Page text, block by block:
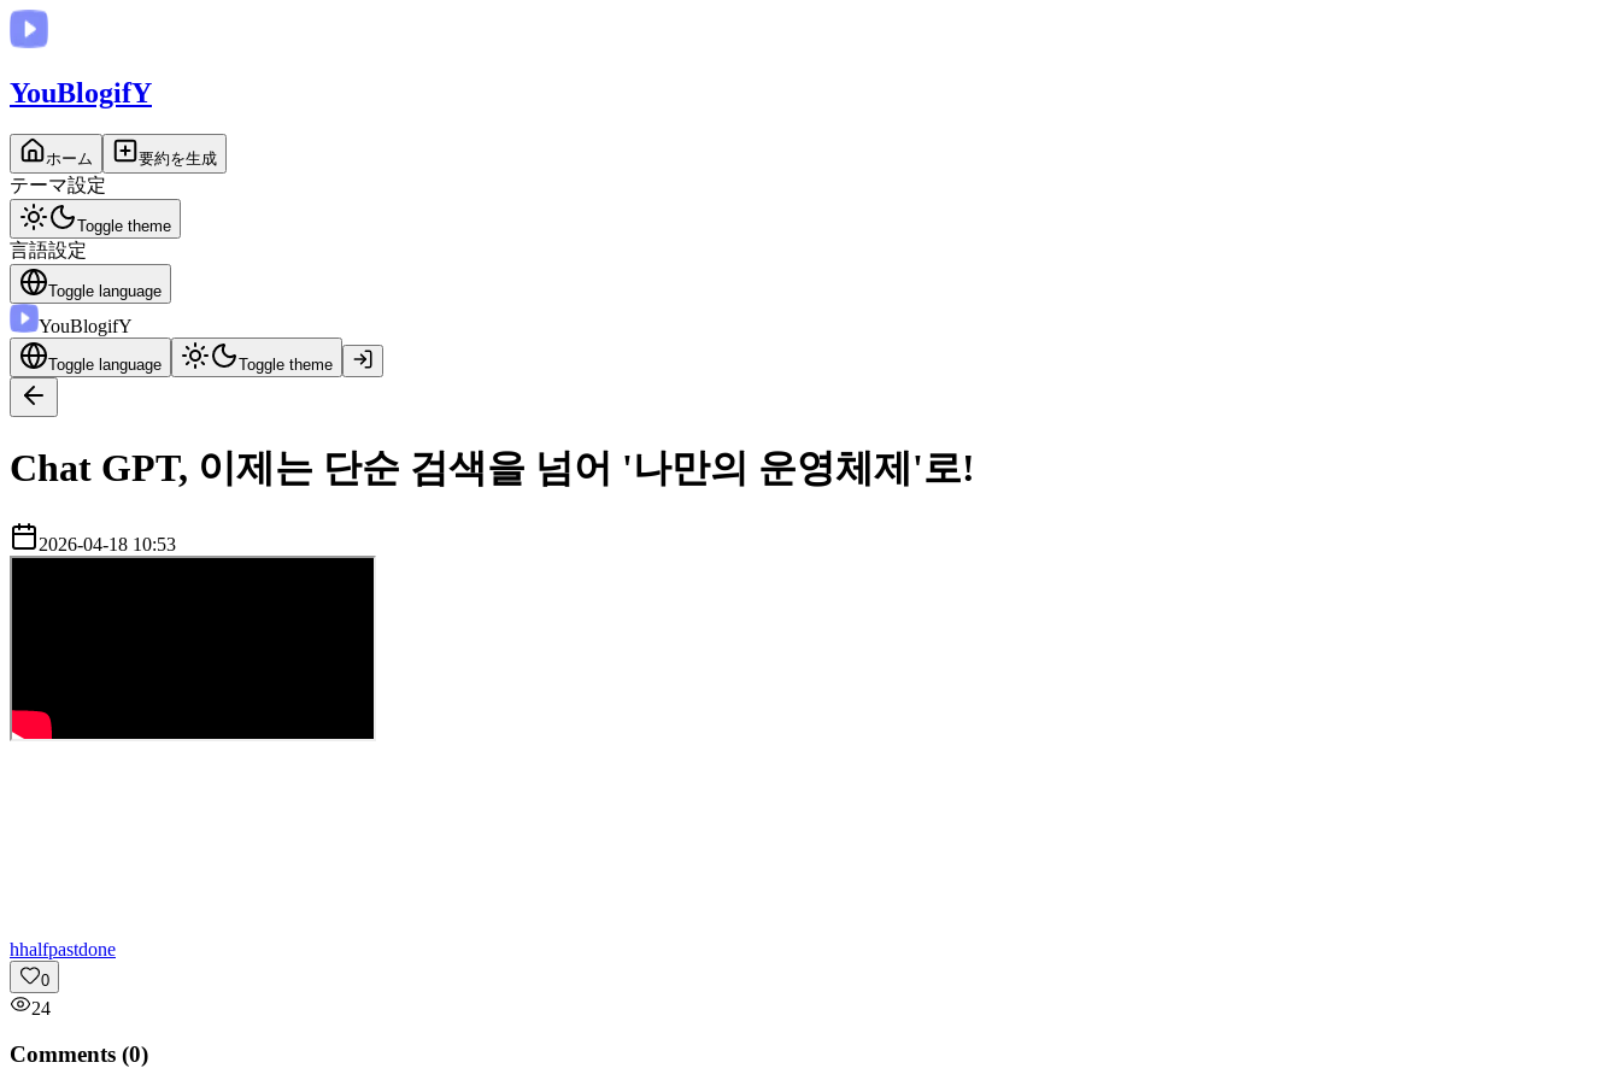
YouBlogifY
ホーム 要約を生成
テーマ設定
Toggle theme
言語設定
Toggle language
YouBlogifY
Toggle language Toggle theme
Chat GPT, 이제는 단순 검색을 넘어 '나만의 운영체제'로!
2026-04-18 10:53
hhalfpastdone
0
24
Comments (0)